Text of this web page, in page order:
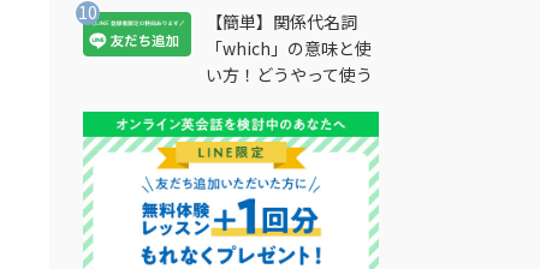
説
【簡単】関係代名詞
「which」の意味と使
い方！どうやって使う